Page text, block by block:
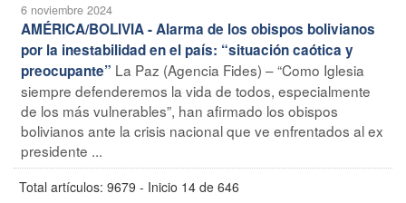
6 noviembre 2024
AMÉRICA/BOLIVIA - Alarma de los obispos bolivianos
por la inestabilidad en el país: “situación caótica y
preocupante” La Paz (Agencia Fides) – “Como Iglesia
siempre defenderemos la vida de todos, especialmente
de los más vulnerables”, han afirmado los obispos
bolivianos ante la crisis nacional que ve enfrentados al ex
presidente ...
Total artículos: 9679 - Inicio 14 de 646